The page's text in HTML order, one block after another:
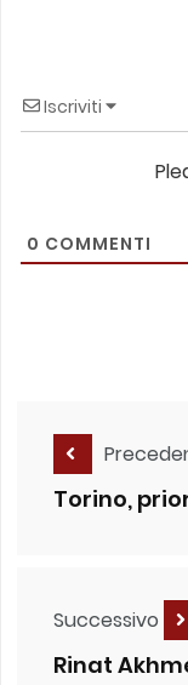
Iscriviti
0 COMMENTI
Torino,
Successivo
Rinat